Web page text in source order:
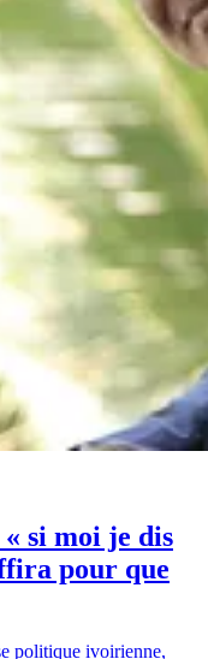
si moi je dis
pour que
politique ivoirienne,